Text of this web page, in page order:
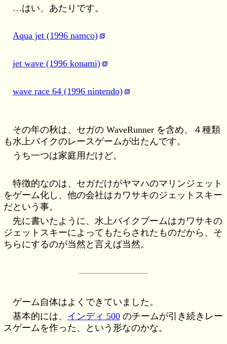
…はい、あたりです。
Aqua jet (1996 namco)
jet wave (1996 konami)
wave race 64 (1996 nintendo)
その年の秋は、セガの WaveRunner を含め、４種類
も水上バイクのレースゲームが出たんです。
うち一つは家庭用だけど。
特徴的なのは、セガだけがヤマハのマリンジェット
をゲーム化し、他の会社はカワサキのジェットスキー
だという事。
先に書いたように、水上バイクブームはカワサキの
ジェットスキーによってもたらされたものだから、そ
ちらにするのが当然と言えば当然。
ゲーム自体はよくできていました。
基本的には、 インディ 500 のチームが引き続きレー
スゲームを作った、という形なのかな。